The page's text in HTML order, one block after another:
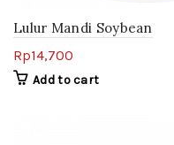
Lulur Mandi Soybean
Rp14,700
Add to cart